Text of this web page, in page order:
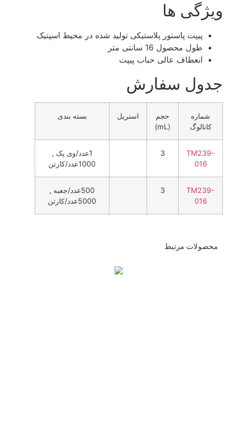
ویژگی ها
پیپت پاستور پلاستیکی تولید شده در محیط اسپتیک
طول محصول 16 سانتی متر
انعطاف عالی حباب پیپت
جدول سفارش
شماره
کاتالوگ
حجم
(mL)
استریل بسته بندی
TM239-
016
3
1عدد/وی پک ,
1000عدد/کارتن
TM239-
016
3
500عدد/جعبه ,
5000عدد/کارتن
محصولات مرتبط